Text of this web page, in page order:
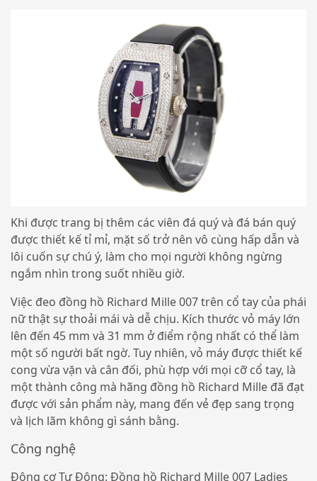
Khi được trang bị thêm các viên đá quý và đá bán quý
được thiết kế tỉ mỉ, mặt số trở nên vô cùng hấp dẫn và
lôi cuốn sự chú ý, làm cho mọi người không ngừng
ngắm nhìn trong suốt nhiều giờ.
Việc đeo đồng hồ Richard Mille 007 trên cổ tay của phái
nữ thật sự thoải mái và dễ chịu. Kích thước vỏ máy lớn
lên đến 45 mm và 31 mm ở điểm rộng nhất có thể làm
một số người bất ngờ. Tuy nhiên, vỏ máy được thiết kế
cong vừa vặn và cân đối, phù hợp với mọi cỡ cổ tay, là
một thành công mà hãng đồng hồ Richard Mille đã đạt
được với sản phẩm này, mang đến vẻ đẹp sang trọng
và lịch lãm không gì sánh bằng.
Công nghệ
Động cơ Tự Động: Đồng hồ Richard Mille 007 Ladies